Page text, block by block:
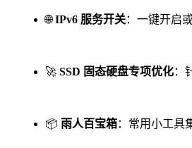
🌐IPv6 服务开关：一键开启
🚀 SSD 固态硬盘专项优化：
📦️ 雨人百宝箱：常用小工具